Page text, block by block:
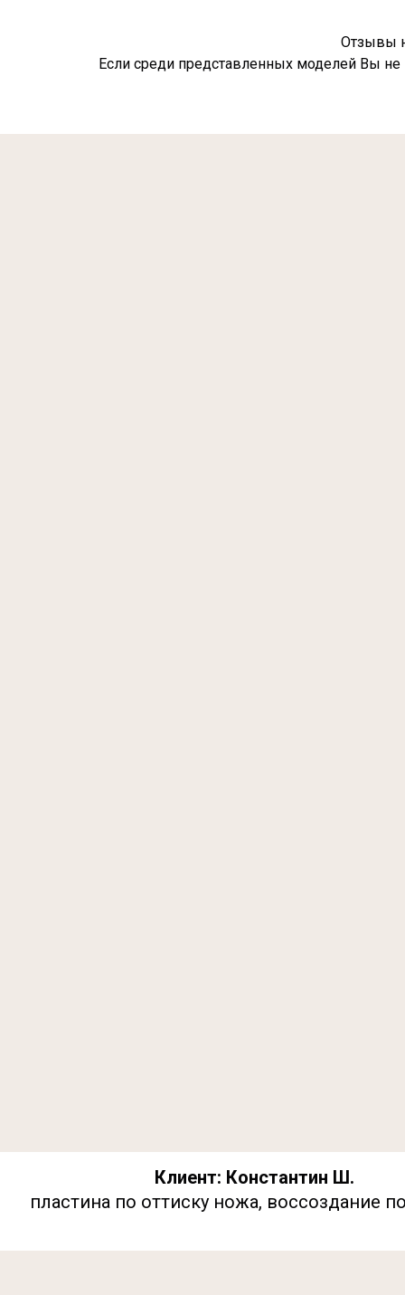
Отзывы
Если среди представленных моделей Вы
Клиент: Константин Ш.
пластина по оттиску ножа, воссоздание